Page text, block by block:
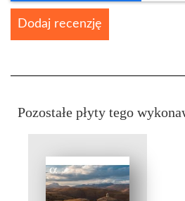
Dodaj recenzję
Pozostałe płyty tego